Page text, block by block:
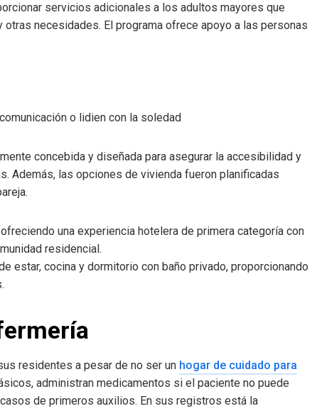
servicios adicionales a los adultos mayores que
necesidades. El programa ofrece apoyo a las personas
o lidien con la soledad
concebida y diseñada para asegurar la accesibilidad y
Además, las opciones de vivienda fueron planificadas
una experiencia hotelera de primera categoría con
residencial.
estar, cocina y dormitorio con baño privado, proporcionando
residentes a pesar de no ser un hogar de cuidado para
administran medicamentos si el paciente no puede
de primeros auxilios. En sus registros está la